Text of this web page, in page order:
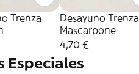
Trenza
Desayuno Trenza
Mascarpone
4,70 €
Especiales